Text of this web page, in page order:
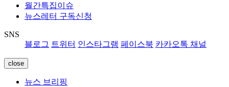
월간특집이슈
뉴스레터 구독신청
SNS
블로그 트위터 인스타그램 페이스북 카카오톡 채널
close
뉴스 브리핑